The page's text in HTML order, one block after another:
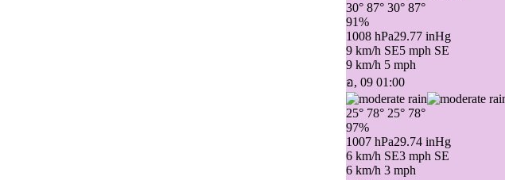
30° 87° 30° 87°
91%
1008 hPa29.77 inHg
9 km/h SE5 mph SE
9 km/h 5 mph
อ, 09 01:00
25° 78° 25° 78°
97%
1007 hPa29.74 inHg
6 km/h SE3 mph SE
6 km/h 3 mph